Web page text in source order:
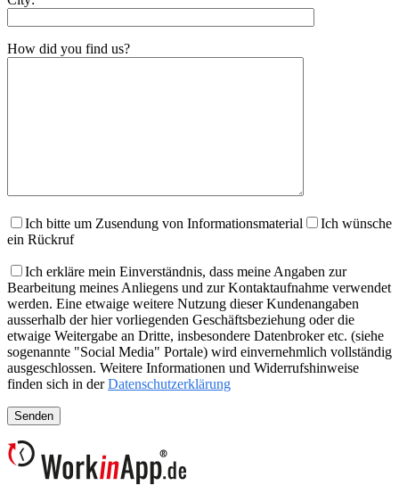
How did you find us?
Ich bitte um Zusendung von Informationsmaterial
Ich wünsche
ein Rückruf
Ich erkläre mein Einverständnis, dass meine Angaben zur
Bearbeitung meines Anliegens und zur Kontaktaufnahme verwendet
werden. Eine etwaige weitere Nutzung dieser Kundenangaben
ausserhalb der hier vorliegenden Geschäftsbeziehung oder die
etwaige Weitergabe an Dritte, insbesondere Datenbroker etc. (siehe
sogenannte "Social Media" Portale) wird einvernehmlich vollständig
ausgeschlossen. Weitere Informationen und Widerrufshinweise
finden sich in derDatenschutzerklärung